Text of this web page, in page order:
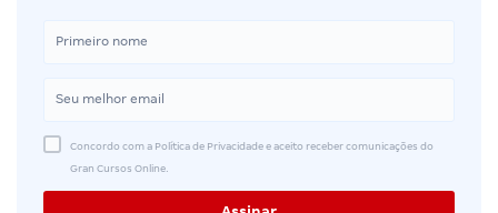
Concordo com a Política de Privacidade e aceito receber comunicações do
Gran Cursos Online.